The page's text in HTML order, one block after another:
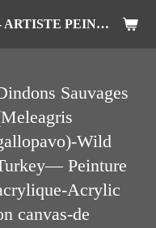
ROBERT M. DESCHENES - ARTISTE PEINTRE ANIMALIER
Sauvages
Wild
Peinture
Acrylic
canvas-de